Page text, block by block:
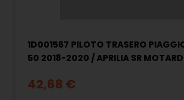
1D001567 PILOTO TRASERO
50 2018-2020 / APRILIA SR
42,68 €